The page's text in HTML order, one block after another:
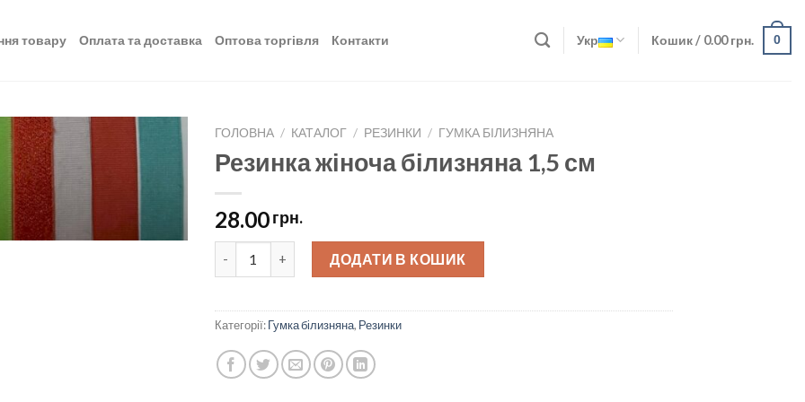
товару Оплата та доставка Оптова торгівля Контакти Укр Кошик / 0.00грн. 0
ГОЛОВНА / КАТАЛОГ / РЕЗИНКИ / ГУМКА БІЛИЗНЯНА
Резинка жіноча білизняна 1,5 см
28.00грн.
Резинка жіноча білизняна 1,5 см quantity
ДОДАТИ В КОШИК
Категорії:Гумка білизняна, Резинки